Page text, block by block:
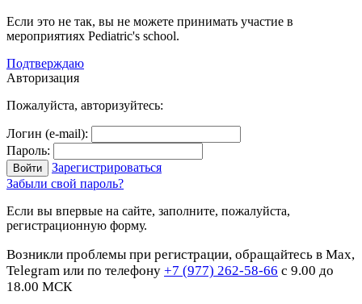
Если это не так, вы не можете принимать участие в
мероприятиях Pediatric's school.
Подтверждаю
Авторизация
Пожалуйста, авторизуйтесь:
Логин (e-mail):
Пароль:
Зарегистрироваться
Забыли свой пароль?
Если вы впервые на сайте, заполните, пожалуйста,
регистрационную форму.
Возникли проблемы при регистрации, обращайтесь в Max,
Telegram или по телефону +7 (977) 262-58-66 с 9.00 до
18.00 МСК